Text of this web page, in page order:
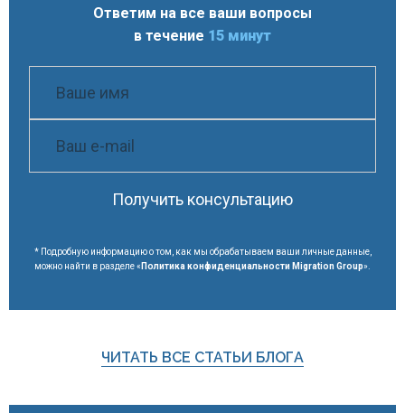
Ответим на все ваши вопросы
в течение 15 минут
Получить консультацию
* Подробную информацию о том, как мы обрабатываем ваши личные данные,
можно найти в разделе « Политика конфиденциальности Migration Group».
ЧИТАТЬ ВСЕ СТАТЬИ БЛОГА